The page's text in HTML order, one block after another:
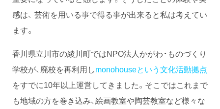
感は、 芸術を用いる事で得る事が出来ると私は考えてい
ます。
香川県立川市の綾川町ではNPO法人かがわ・ものづくり
学校が、廃校を再利用しmonohouseという文化活動拠点
をすでに10年以上運営してきました。そこではこれまで
も地域の方を巻き込み、絵画教室や陶芸教室など様々な